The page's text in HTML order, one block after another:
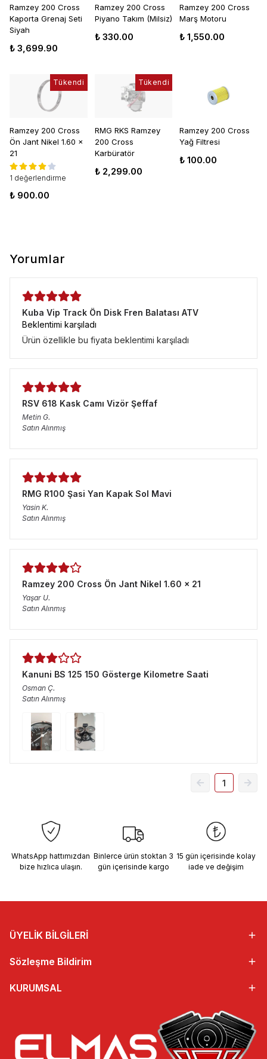
Ramzey 200 Cross
Kaporta Grenaj Seti
Siyah
₺ 3,699.90
Ramzey 200 Cross
Piyano Takım (Milsiz)
₺ 330.00
Ramzey 200 Cross
Marş Motoru
₺ 1,550.00
Tükendi
Ramzey 200 Cross
Ön Jant Nikel 1.60 x
21
1 değerlendirme
₺ 900.00
Tükendi
RMG RKS Ramzey
200 Cross
Karbüratör
₺ 2,299.00
Ramzey 200 Cross
Yağ Filtresi
₺ 100.00
Yorumlar
Kuba Vip Track Ön Disk Fren Balatası ATV
Beklentimi karşıladı
Ürün özellikle bu fiyata beklentimi karşıladı
RSV 618 Kask Camı Vizör Şeffaf
Metin G.
Satın Alınmış
RMG R100 Şasi Yan Kapak Sol Mavi
Yasin K.
Satın Alınmış
Ramzey 200 Cross Ön Jant Nikel 1.60 x 21
Yaşar U.
Satın Alınmış
Kanuni BS 125 150 Gösterge Kilometre Saati
Osman Ç.
Satın Alınmış
1
WhatsApp hattımızdan
bize hızlıca ulaşın.
Binlerce ürün stoktan 3
gün içerisinde kargo
15 gün içerisinde kolay
iade ve değişim
ÜYELİK BİLGİLERİ
Sözleşme Bildirim
KURUMSAL